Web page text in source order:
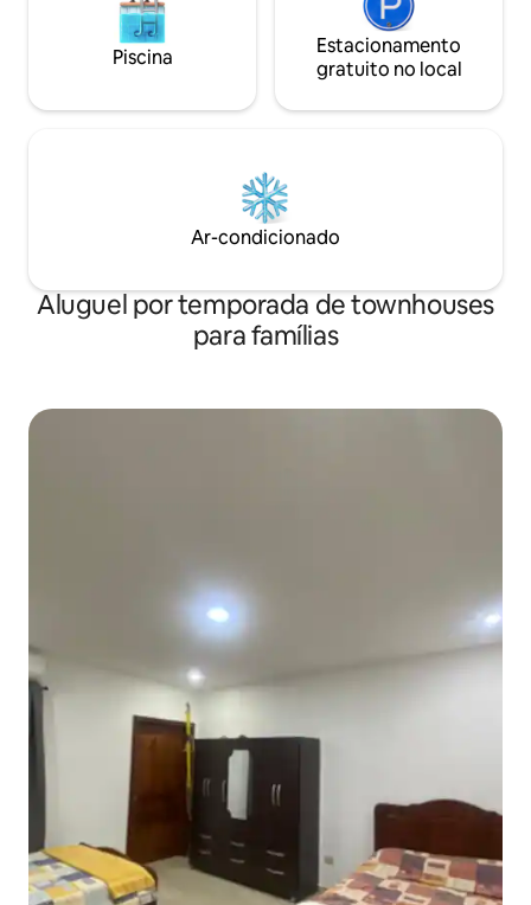
Piscina
Estacionamento
gratuito no local
Ar-condicionado
Aluguel por temporada de townhouses
para famílias